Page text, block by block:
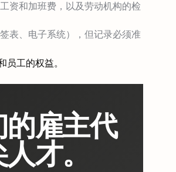
资和加班费，以及劳动机构的检
表、电子系统），但记录必须准
工的权益。
雇主代
才。